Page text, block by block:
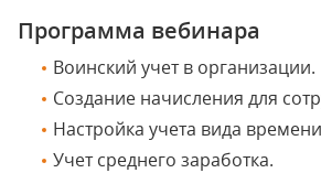
Программа вебинара
Воинский учет в организации.
Создание начисления для
Настройка учета вида
Учет среднего заработка.